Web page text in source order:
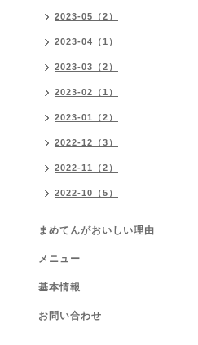
2023-05（2）
2023-04（1）
2023-03（2）
2023-02（1）
2023-01（2）
2022-12（3）
2022-11（2）
2022-10（5）
まめてんがおいしい理由
メニュー
基本情報
お問い合わせ